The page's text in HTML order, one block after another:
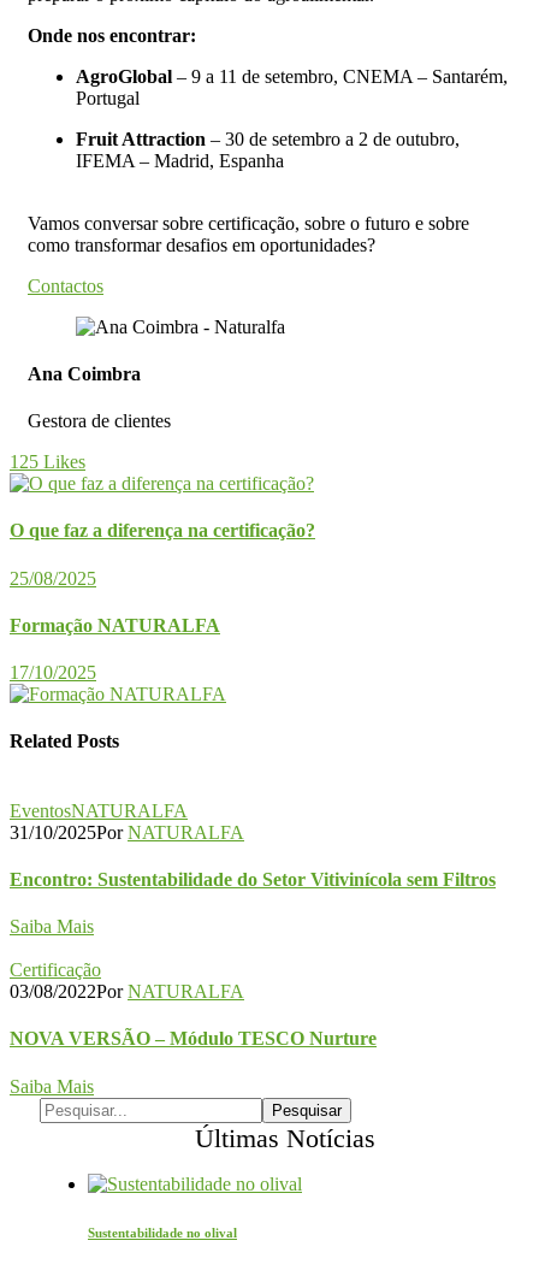
Onde nos encontrar:
AgroGlobal – 9 a 11 de setembro, CNEMA – Santarém,
Portugal
Fruit Attraction – 30 de setembro a 2 de outubro,
IFEMA – Madrid, Espanha
Vamos conversar sobre certificação, sobre o futuro e sobre
como transformar desafios em oportunidades?
Contactos
Ana Coimbra
Gestora de clientes
125 Likes
O que faz a diferença na certificação?
25/08/2025
Formação NATURALFA
17/10/2025
Related Posts
EventosNATURALFA
31/10/2025PorNATURALFA
Encontro: Sustentabilidade do Setor Vitivinícola sem Filtros
Saiba Mais
Certificação
03/08/2022PorNATURALFA
NOVA VERSÃO – Módulo TESCO Nurture
Saiba Mais
Últimas Notícias
Sustentabilidade no olival